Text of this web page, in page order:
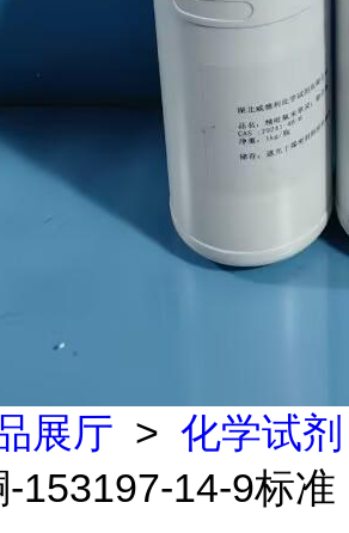
展厅 > 化学试剂
153197-14-9标准